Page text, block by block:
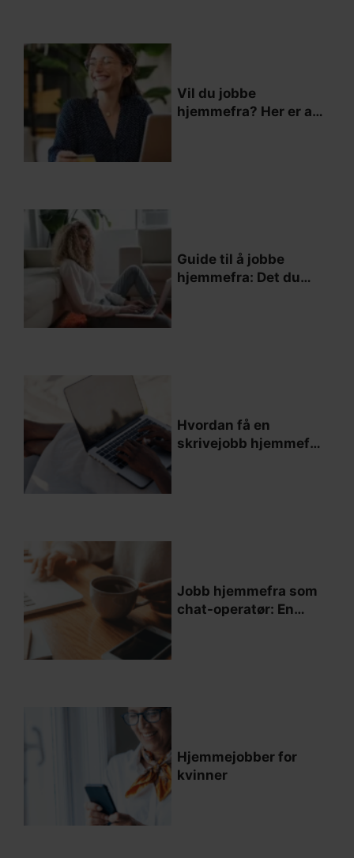
Vil du jobbe
hjemmefra? Her er alt
Guide til å jobbe
hjemmefra: Det du
Hvordan få en
skrivejobb hjemmefra
Jobb hjemmefra som
chat-operatør: En
Hjemmejobber for
kvinner